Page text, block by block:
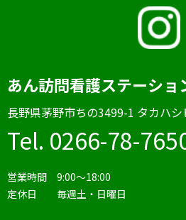
あん訪問看護ステーショ
⻑野県茅野市ちの3499-1 タカハシ
Tel. 0266-78-
営業時間 9:00〜18:00
定休日 毎週土・日曜日